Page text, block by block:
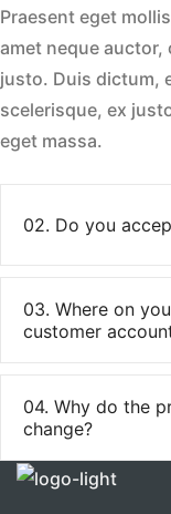
Praesent eget
amet neque
justo. Duis dictum,
scelerisque, ex
eget massa.
02. Do you
03. Where on
customer
04. Why do the
change?